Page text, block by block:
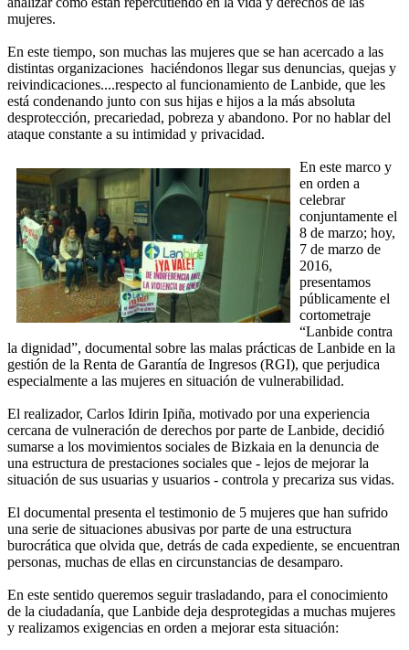
mujeres.
En este tiempo, son muchas las mujeres que se han acercado a las
distintas organizaciones haciéndonos llegar sus denuncias, quejas y
reivindicaciones....respecto al funcionamiento de Lanbide, que les
está condenando junto con sus hijas e hijos a la más absoluta
desprotección, precariedad, pobreza y abandono. Por no hablar del
ataque constante a su intimidad y privacidad.
En este marco y
en orden a
celebrar
conjuntamente el
8 de marzo; hoy,
7 de marzo de
2016,
presentamos
públicamente el
cortometraje
“Lanbide contra
la dignidad”, documental sobre las malas prácticas de Lanbide en la
gestión de la Renta de Garantía de Ingresos (RGI), que perjudica
especialmente a las mujeres en situación de vulnerabilidad.
El realizador, Carlos Idirin Ipiña, motivado por una experiencia
cercana de vulneración de derechos por parte de Lanbide, decidió
sumarse a los movimientos sociales de Bizkaia en la denuncia de
una estructura de prestaciones sociales que - lejos de mejorar la
situación de sus usuarias y usuarios - controla y precariza sus vidas.
El documental presenta el testimonio de 5 mujeres que han sufrido
una serie de situaciones abusivas por parte de una estructura
burocrática que olvida que, detrás de cada expediente, se encuentran
personas, muchas de ellas en circunstancias de desamparo.
En este sentido queremos seguir trasladando, para el conocimiento
de la ciudadanía, que Lanbide deja desprotegidas a muchas mujeres
y realizamos exigencias en orden a mejorar esta situación: